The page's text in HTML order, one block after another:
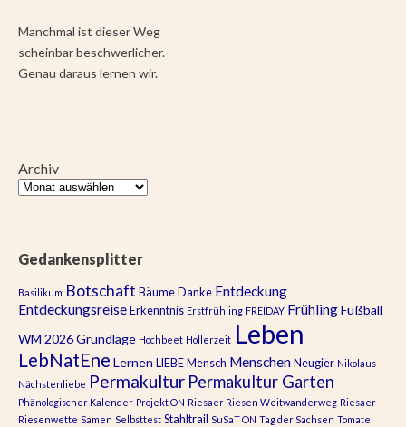
Manchmal ist dieser Weg
scheinbar beschwerlicher.
Genau daraus lernen wir.
Archiv
Gedankensplitter
Basilikum Botschaft Bäume Danke Entdeckung
Entdeckungsreise Erkenntnis Erstfrühling FREIDAY FrühlingFußball
WM 2026Grundlage Hochbeet Hollerzeit Leben
LebNatEne Lernen LIEBE Mensch Menschen Neugier Nikolaus
Nächstenliebe Permakultur Permakultur Garten
Phänologischer Kalender Projekt ON Riesaer Riesen Weitwanderweg Riesaer
Riesenwette Samen Selbsttest Stahltrail SuSaT ON Tag der Sachsen Tomate